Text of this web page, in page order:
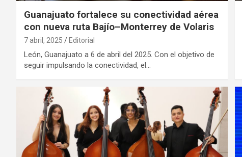
Guanajuato fortalece su conectividad aérea
con nueva ruta Bajío–Monterrey de Volaris
7 abril, 2025 Editorial
León, Guanajuato a 6 de abril del 2025. Con el objetivo de
seguir impulsando la conectividad, el…